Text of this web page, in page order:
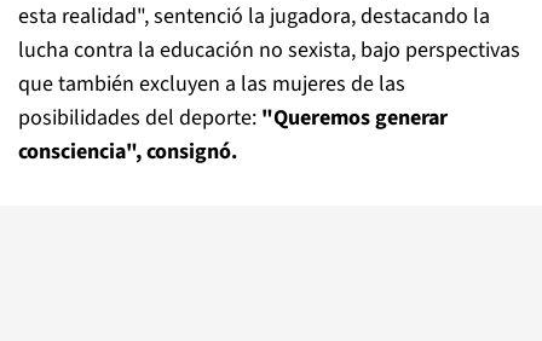
esta realidad", sentenció la jugadora, destacando la
lucha contra la educación no sexista, bajo perspectivas
que también excluyen a las mujeres de las
posibilidades del deporte: "Queremos generar
consciencia", consignó.